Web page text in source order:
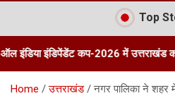
Top
कप-2026 में उत्तराखंड का प्रतिनिधित्व
Home उत्तराखंड नगर पालिका ने शहर